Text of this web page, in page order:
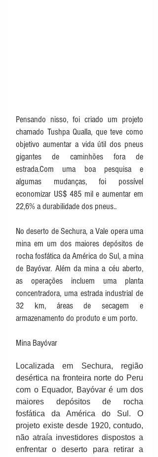
Pensando nisso, foi criado um projeto
chamado Tushpa Qualla, que teve como
objetivo aumentar a vida útil dos pneus
gigantes de caminhões fora de
estrada.Com uma boa pesquisa e
algumas mudanças, foi possível
economizar US$ 485 mil e aumentar em
22,6% a durabilidade dos pneus..
No deserto de Sechura, a Vale opera uma
mina em um dos maiores depósitos de
rocha fosfática da América do Sul, a mina
de Bayóvar. Além da mina a céu aberto,
as operações incluem uma planta
concentradora, uma estrada industrial de
32 km, áreas de secagem e
armazenamento do produto e um porto.
Mina Bayóvar
Localizada em Sechura, região
desértica na fronteira norte do Peru
com o Equador, Bayóvar é um dos
maiores depósitos de rocha
fosfática da América do Sul. O
projeto existe desde 1920, contudo,
não atraía investidores dispostos a
enfrentar o deserto para retirar a